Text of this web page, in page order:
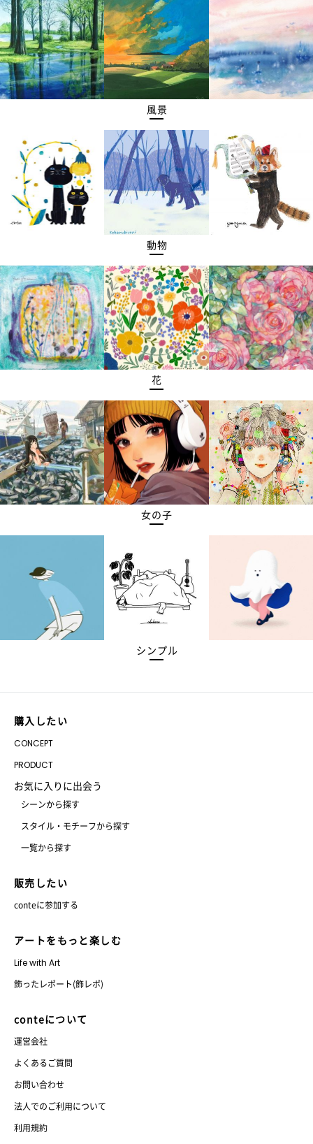
風景
動物
花
女の子
シンプル
購入したい
CONCEPT
PRODUCT
お気に入りに出会う
シーンから探す
スタイル・モチーフから探す
一覧から探す
販売したい
conteに参加する
アートをもっと楽しむ
Life with Art
飾ったレポート(飾レポ)
conteについて
運営会社
よくあるご質問
お問い合わせ
法人でのご利用について
利用規約